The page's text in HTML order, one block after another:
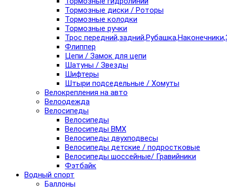
Тормозные диски / Роторы
Тормозные колодки
Тормозные ручки
Трос
Флиппер
Цепи / Замок для цепи
Шатуны / Звезды
Шифтеры
Штыри подседельные / Хомуты
Велокрепления на авто
Велоодежда
Велосипеды
Велосипеды
Велосипеды BMX
Велосипеды двухподвесы
Велосипеды детские / подростковые
Велосипеды шоссейные/ Гравийники
Фэтбайк
Водный спорт
Баллоны